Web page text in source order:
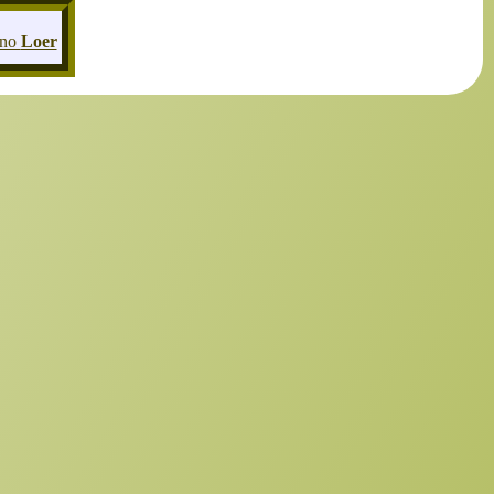
Loer